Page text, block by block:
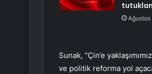
Ağustos
Sunak, “Çin’e
ve politik reforma yol